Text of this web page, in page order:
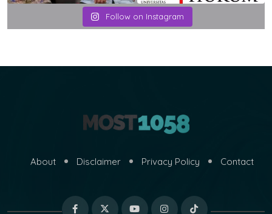
Follow on Instagram
About Disclaimer Privacy Policy Contact